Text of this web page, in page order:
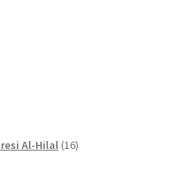
Al-Hilal 16izdelkov